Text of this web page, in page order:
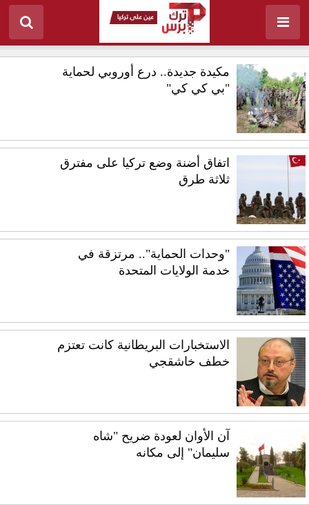
مكيدة جديدة.. درع أوروبي لحماية
"بي كي كي"
اتفاق أضنة وضع تركيا على مفترق
ثلاثة طرق
"وحدات الحماية".. مرتزقة في
خدمة الولايات المتحدة
الاستخبارات البريطانية كانت تعتزم
خطف خاشقجي
آن الأوان لعودة ضريح "شاه
سليمان" إلى مكانه